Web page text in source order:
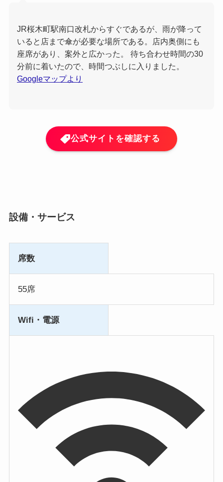
JR桜木町駅南口改札からすぐであるが、雨が降って
いると店まで傘が必要な場所である。店内奥側にも
座席があり、案外と広かった。 待ち合わせ時間の30
分前に着いたので、時間つぶしに入りました。
Googleマップより
公式サイトを確認する
設備・サービス
席数
55席
Wifi・電源